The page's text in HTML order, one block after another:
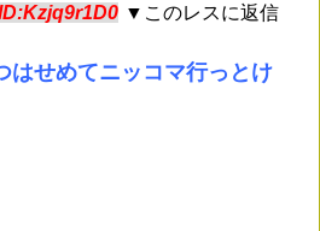
▼このレスに返信
はせめてニッコマ行っとけ